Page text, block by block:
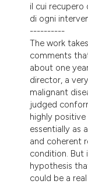
il cui
di ogni
----------
The work
comments
about one
director, a
malignant
judged
highly
essentially as
and coherent
condition. But
hypothesis
could be a